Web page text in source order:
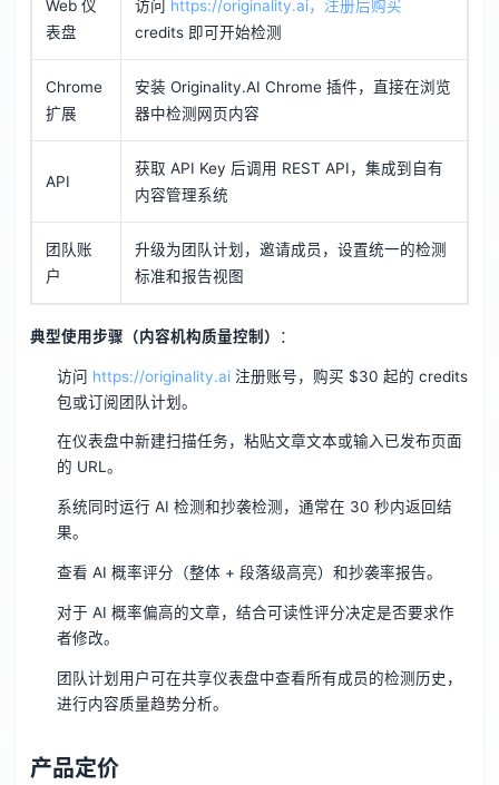
Web 仪
表盘
访问 https://originality.ai，注册后购买
credits 即可开始检测
Chrome
扩展
安装 Originality.AI Chrome 插件，直接在浏览
器中检测网页内容
API
获取 API Key 后调用 REST API，集成到自有
内容管理系统
团队账
户
升级为团队计划，邀请成员，设置统一的检测
标准和报告视图
典型使用步骤（内容机构质量控制） ：
访问 https://originality.ai注册账号，购买 $30 起的 credits
包或订阅团队计划。
在仪表盘中新建扫描任务，粘贴文章文本或输入已发布页面
的 URL。
系统同时运行 AI 检测和抄袭检测，通常在 30 秒内返回结
果。
查看 AI 概率评分（整体 + 段落级高亮）和抄袭率报告。
对于 AI 概率偏高的文章，结合可读性评分决定是否要求作
者修改。
团队计划用户可在共享仪表盘中查看所有成员的检测历史，
进行内容质量趋势分析。
产品定价